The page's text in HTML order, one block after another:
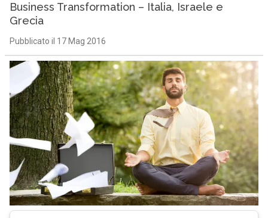
Business Transformation – Italia, Israele e
Grecia
Pubblicato il 17 Mag 2016